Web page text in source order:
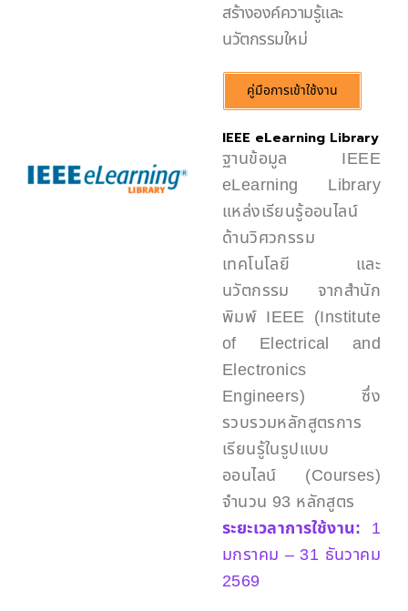
สร้างองค์ความรู้และ
นวัตกรรมใหม่
คู่มือการเข้าใช้งาน
IEEE eLearning Library
ฐานข้อมูล IEEE
eLearning Library
แหล่งเรียนรู้ออนไลน์
ด้านวิศวกรรม
เทคโนโลยี และ
นวัตกรรม จากสำนัก
พิมพ์ IEEE (Institute
of Electrical and
Electronics
Engineers) ซึ่ง
รวบรวมหลักสูตรการ
เรียนรู้ในรูปแบบ
ออนไลน์ (Courses)
จำนวน 93 หลักสูตร
ระยะเวลาการใช้งาน: 1
มกราคม – 31 ธันวาคม
2569